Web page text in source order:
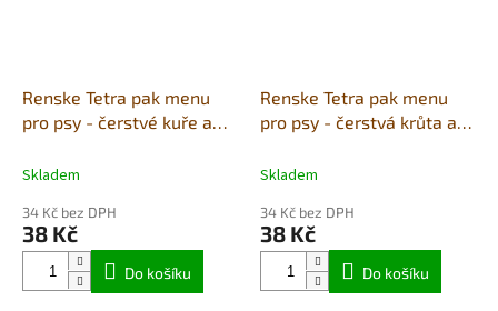
Renske Tetra pak menu
pro psy - čerstvé kuře a
Skladem
34 Kč bez DPH
38 Kč
Do košíku
Renske Tetra pak menu
pro psy - čerstvá krůta a
Skladem
34 Kč bez DPH
38 Kč
Do košíku